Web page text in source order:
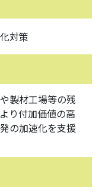
対策
製材工場等の残
り付加価値の高
の加速化を支援